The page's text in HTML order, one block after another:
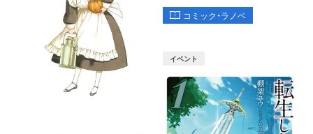
コミック・ラノベ
イベント